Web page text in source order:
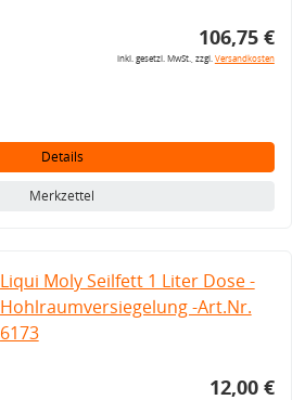
106,75 €
inkl. gesetzl. MwSt., zzgl.Versandkosten
Details
Merkzettel
Liqui Moly Seilfett 1 Liter Dose -
Hohlraumversiegelung -Art.Nr.
6173
12,00 €